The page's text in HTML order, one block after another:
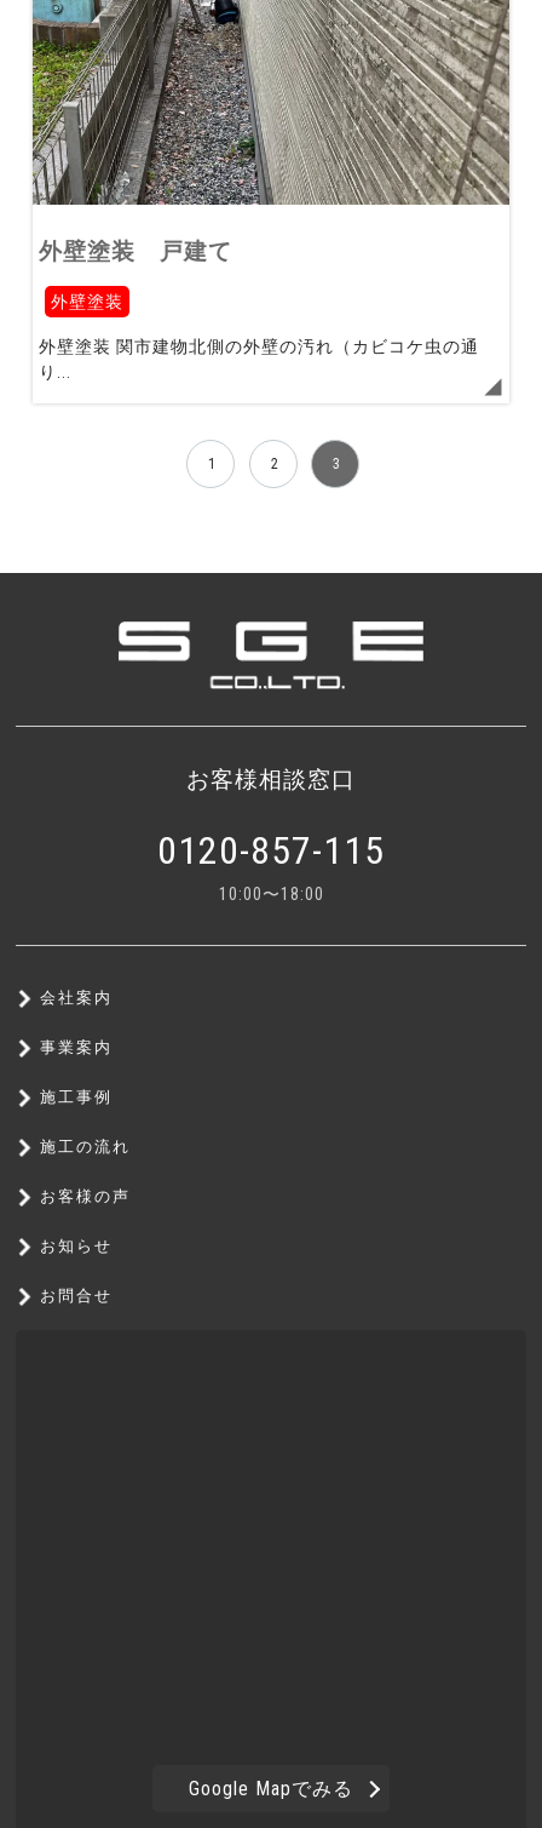
外壁塗装 戸建て
外壁塗装
外壁塗装 関市建物北側の外壁の汚れ（カビコケ虫の通
り...
1 2 3
お客様相談窓口
0120-857-115
10:00〜18:00
会社案内
事業案内
施工事例
施工の流れ
お客様の声
お知らせ
お問合せ
Google Mapでみる